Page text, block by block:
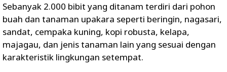
Sebanyak 2.000 bibit yang ditanam terdiri dari pohon
buah dan tanaman upakara seperti beringin, nagasari,
sandat, cempaka kuning, kopi robusta, kelapa,
majagau, dan jenis tanaman lain yang sesuai dengan
karakteristik lingkungan setempat.